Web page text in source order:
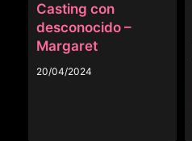
Casting con
desconocido –
Margaret
20/04/2024